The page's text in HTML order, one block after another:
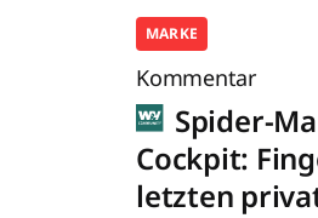
MARKE
Kommentar
Spider-
Cockpit:
letzten